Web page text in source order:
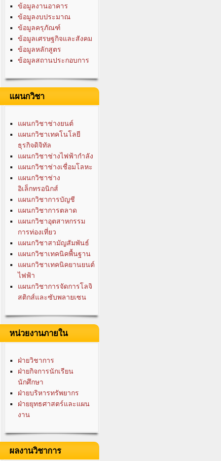
ข้อมูลงานอาคาร
ข้อมูลงบประมาณ
ข้อมูลครุภัณฑ์
ข้อมูลเศรษฐกิจและสังคม
ข้อมูลหลักสูตร
ข้อมูลสถานประกอบการ
แผนกวิชา
แผนกวิชาช่างยนต์
แผนกวิชาเทคโนโลยี
ธุรกิจดิจิทัล
แผนกวิชาช่างไฟฟ้ากำลัง
แผนกวิชาช่างเชื่อมโลหะ
แผนกวิชาช่าง
อิเล็กทรอนิกส์
แผนกวิชาการบัญชี
แผนกวิชาการตลาด
แผนกวิชาอุตสาหกรรม
การท่องเที่ยว
แผนกวิชาสามัญสัมพันธ์
แผนกวิชาเทคนิคพื้นฐาน
แผนกวิชาเทคนิคยานยนต์
ไฟฟ้า
แผนกวิชาการจัดการโลจิ
สติกส์และซับพลายเซน
หน่วยงานภายใน
ฝ่ายวิชาการ
ฝ่ายกิจการนักเรียน
นักศึกษา
ฝ่ายบริหารทรัพยากร
ฝ่ายยุทธศาสตร์และแผน
งาน
ผลงานวิชาการ